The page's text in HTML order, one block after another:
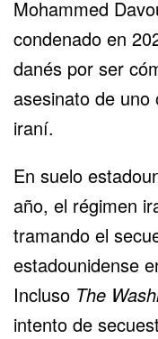
Mohammed
condenado en
danés por ser
asesinato de
iraní.
En suelo
año, el régimen
tramando el
estadounidense
Incluso The
intento de